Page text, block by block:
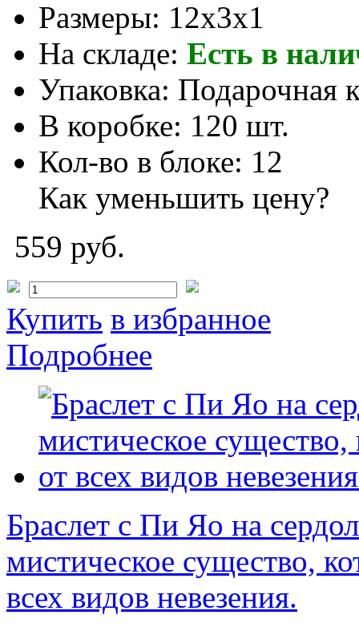
Размеры: 12x3x1
На складе: Есть в
Упаковка: Подарочная
В коробке: 120 шт.
Кол-во в блоке: 12
Как уменьшить цену?
559 руб.
Купить в избранное
Подробнее
Браслет с Пи Яо на
мистическое существо,
всех видов невезения.